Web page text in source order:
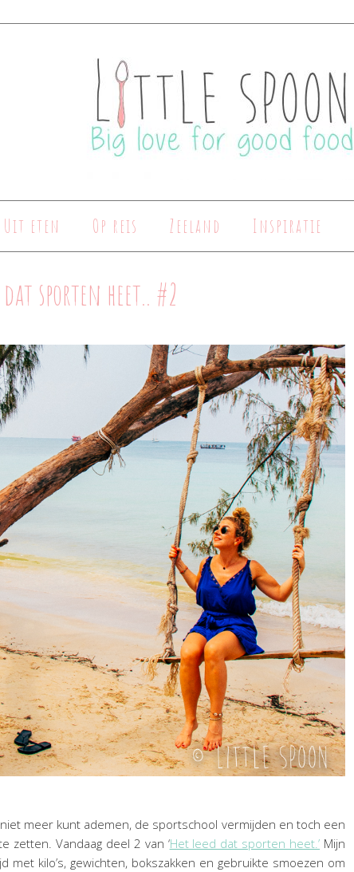
Uit eten Op reis Zeeland Inspiratie
sporten heet.. #2
meer kunt ademen, de sportschool vermijden en toch een
zetten. Vandaag deel 2 van ‘Het leed dat sporten heet.’ Mijn
met kilo’s, gewichten, bokszakken en gebruikte smoezen om